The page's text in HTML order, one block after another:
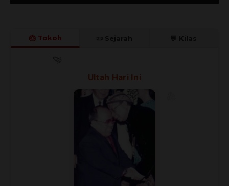
🎂 Tokoh
🎈
Ultah Hari Ini